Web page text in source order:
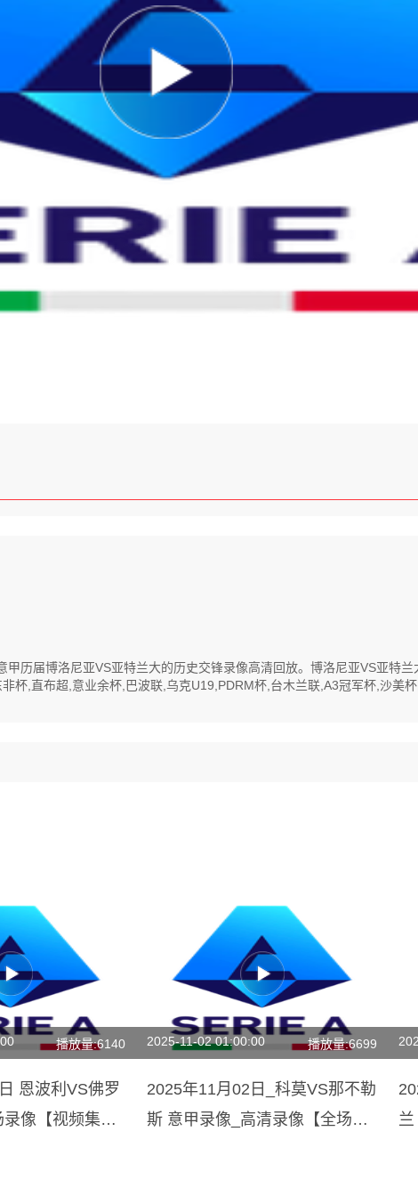
历届博洛尼亚VS亚特兰大的历史交锋录像高清回放。博洛尼亚VS亚特
杯,直布超,意业余杯,巴波联,乌克U19,PDRM杯,台木兰联,A3冠军杯,沙美
播放量:6140
恩波利VS佛罗
像【视频集
2025-11-02 01:00:00 播放量:6699
2025年11月02日_科莫VS那不勒
斯 意甲录像_高清录像【全场回